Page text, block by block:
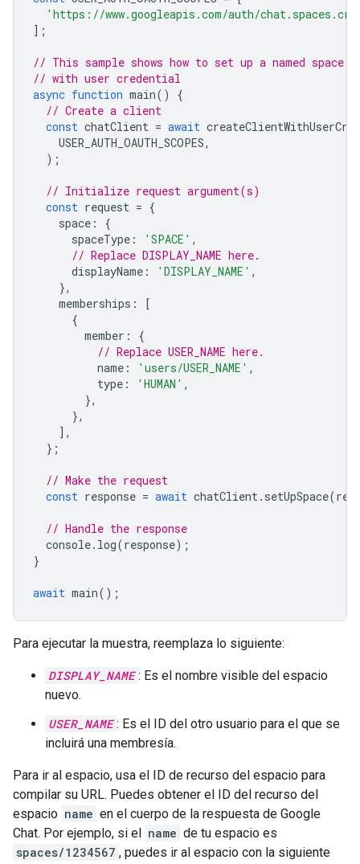
'https://www.googleapis.com/auth/
];
// This sample shows how to set up a named space
// with user credential
async function main()
{
// Create a client
const chatClient = await
USER_AUTH_OAUTH_SCOPES,
);
// Initialize request argument(s)
const request = {
space :
{
spaceType : 'SPACE' ,
// Replace DISPLAY_NAME here.
displayName : 'DISPLAY_NAME' ,
},
memberships :
[
{
member :
{
// Replace USER_NAME here.
name : 'users/USER_NAME' ,
type : 'HUMAN' ,
},
},
],
};
// Make the request
const response = await chatClient. setUpSpace(
// Handle the response
console. log(response);
}
await main();
Para ejecutar la muestra, reemplaza lo siguiente:
DISPLAY_NAME : Es el nombre visible del espacio
nuevo.
USER_NAME : Es el ID del otro usuario para el que se
incluirá una membresía.
Para ir al espacio, usa el ID de recurso del espacio para
compilar su URL. Puedes obtener el ID del recurso del
espacio name en el cuerpo de la respuesta de Google
Chat. Por ejemplo, si el name de tu espacio es
spaces/1234567 , puedes ir al espacio con la siguiente